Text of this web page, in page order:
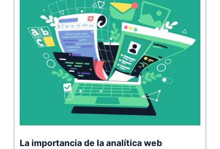
La importancia de la analítica web